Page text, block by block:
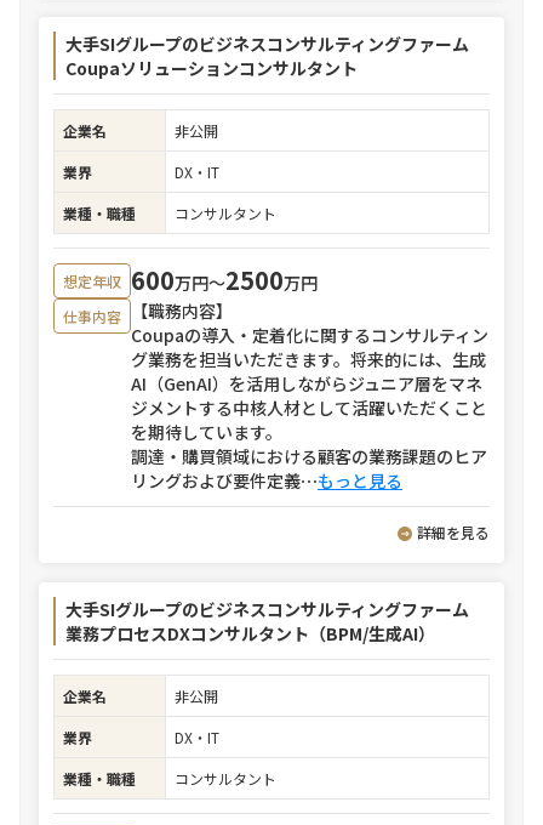
大手SIグループのビジネスコンサルティングファーム
Coupaソリューションコンサルタント
企業名
非公開
業界
DX・IT
業種・職種
コンサルタント
想定年収 600万円〜2500万円
仕事内容
【職務内容】
Coupaの導入・定着化に関するコンサルティン
グ業務を担当いただきます。将来的には、生成
AI（GenAI）を活用しながらジュニア層をマネ
ジメントする中核人材として活躍いただくこと
を期待しています。
調達・購買領域における顧客の業務課題のヒア
リングおよび要件定義⋯もっと見る
詳細を見る
大手SIグループのビジネスコンサルティングファーム
業務プロセスDXコンサルタント（BPM/生成AI）
企業名
非公開
業界
DX・IT
業種・職種
コンサルタント